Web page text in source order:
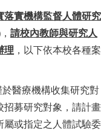
落實機構監督人體研究
請校內教師與研究人
理 ，以下依本校各種案
於醫療機構收集研究對
招募研究對象，請計畫
屬或指定之人體試驗委